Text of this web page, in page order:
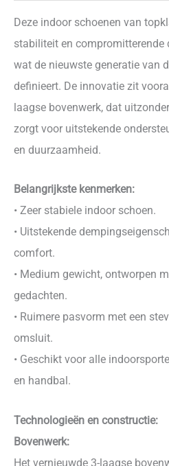
Deze indoor schoenen van
stabiliteit en compromitterende
wat de nieuwste generatie van
definieert. De innovatie zit
laagse bovenwerk, dat
zorgt voor uitstekende
en duurzaamheid.
Belangrijkste kenmerken:
• Zeer stabiele indoor schoen.
• Uitstekende
comfort.
• Medium gewicht, ontworpen
gedachten.
• Ruimere pasvorm met een
omsluit.
• Geschikt voor alle
en handbal.
Technologieën en constructie:
Bovenwerk:
Het vernieuwde 3-laagse